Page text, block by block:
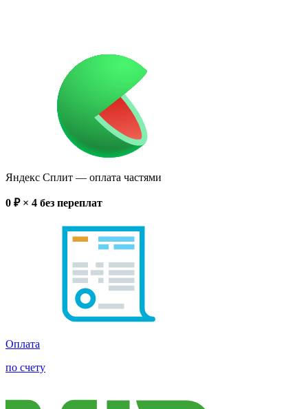
Яндекс Сплит — оплата частями
0 ₽ × 4 без переплат
Оплата
по счету